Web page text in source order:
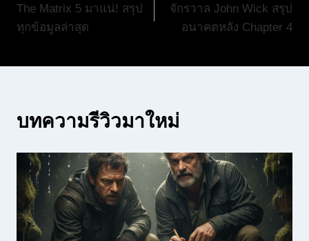
เรื่อง
The Matrix 5 มาแน่! สรุป
ทุกข้อมูลล่าสุด
จักรวาล John Wick สรุป
อนาคตหลัง Chapter 4
บทความรีวิวมาใหม่